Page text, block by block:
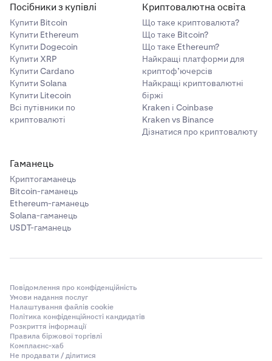
Посібники з купівлі
Купити Bitcoin
Купити Ethereum
Купити Dogecoin
Купити XRP
Купити Cardano
Купити Solana
Купити Litecoin
Всі путівники по
криптовалюті
Криптовалютна освіта
Що таке криптовалюта?
Що таке Bitcoin?
Що таке Ethereum?
Найкращі платформи для
криптоф’ючерсів
Найкращі криптовалютні
біржі
Kraken і Coinbase
Kraken vs Binance
Дізнатися про криптовалюту
Гаманець
Криптогаманець
Bitcoin-гаманець
Ethereum-гаманець
Solana-гаманець
USDT-гаманець
Повідомлення про конфіденційність
Умови надання послуг
Налаштування файлів cookie
Політика конфіденційності кандидатів
Розкриття інформації
Правила біржової торгівлі
Комплаєнс-хаб
Не продавати / ділитися